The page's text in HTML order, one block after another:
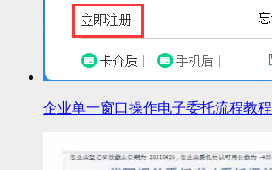
企业单一窗口操作电子委托流程教程